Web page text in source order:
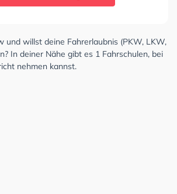
und willst deine Fahrerlaubnis (PKW, LKW,
In deiner Nähe gibt es 1 Fahrschulen, bei
nehmen kannst.